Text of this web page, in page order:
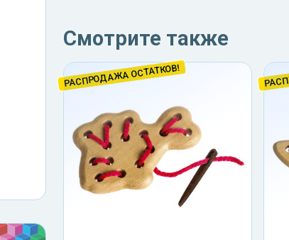
Смотрите также
РАСПРОДАЖА ОСТАТКОВ!